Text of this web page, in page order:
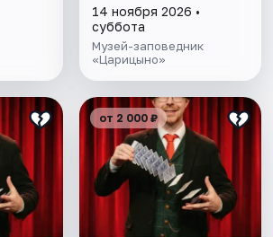
14 ноября 2026 •
суббота
Музей-заповедник
«Царицыно»
от 2 000 ₽